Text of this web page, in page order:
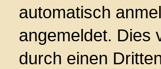
automatisch
angemeldet. Dies
durch einen